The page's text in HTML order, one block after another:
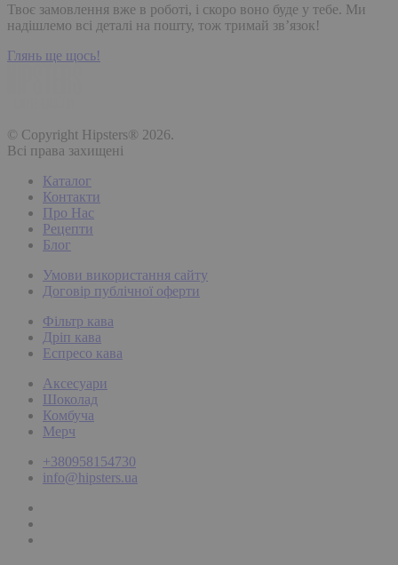
Твоє замовлення вже в роботі, і скоро воно буде у тебе. Ми
надішлемо всі деталі на пошту, тож тримай зв’язок!
Глянь ще щось!
© Copyright Hipsters® 2026.
Всі права захищені
Каталог
Контакти
Про Нас
Рецепти
Блог
Умови використання сайту
Договір публічної оферти
Фільтр кава
Дріп кава
Еспресо кава
Аксесуари
Шоколад
Комбуча
Мерч
+380958154730
info@hipsters.ua